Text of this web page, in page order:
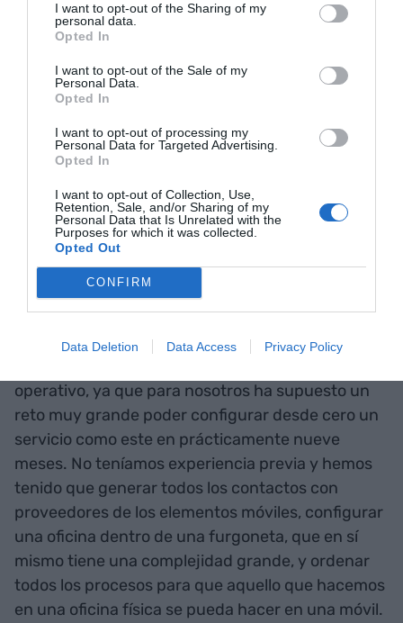
I want to opt-out of the Sharing of my
personal data.
Opted In
I want to opt-out of the Sale of my
Personal Data.
Opted In
I want to opt-out of processing my
Personal Data for Targeted Advertising.
Opted In
I want to opt-out of Collection, Use,
Retention, Sale, and/or Sharing of my
Personal Data that Is Unrelated with the
Purposes for which it was collected.
Opted Out
CONFIRM
Data Deletion Data Access Privacy Policy
Tenemos sentimientos opuestos. Por un lado,
hemos comprobado la necesidad de este servicio,
y así lo refleja el NPS, porque la gente lo ha
agradecido. Por otro, el retorno de este
territorios interiores se están quedando sin
servicios y pueden sufrir una exclusión financiera
que nosotros y la sociedad en general deberíamos
combatir. No todo puede girar en torno a las
grandes ciudades, sino que debemos mirar
también nuestro territorio y hacer que el
crecimiento sea global.
Hemos tenido un aprendizaje social de servicio a
operativo, ya que para nosotros ha supuesto un
reto muy grande poder configurar desde cero un
servicio como este en prácticamente nueve
meses. No teníamos experiencia previa y hemos
tenido que generar todos los contactos con
proveedores de los elementos móviles, configurar
una oficina dentro de una furgoneta, que en sí
mismo tiene una complejidad grande, y ordenar
todos los procesos para que aquello que hacemos
en una oficina física se pueda hacer en una móvil.